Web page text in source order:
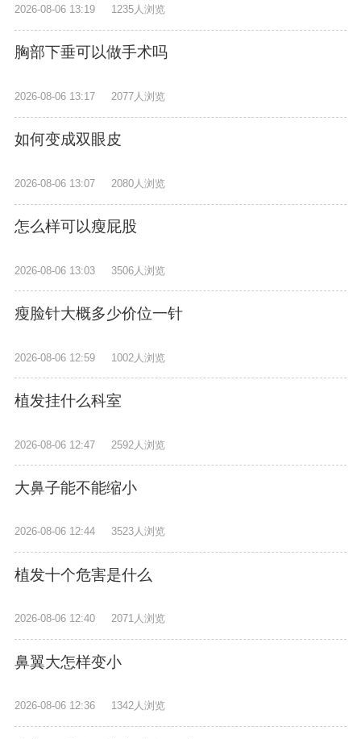
2026-08-06 13:19 1235人浏览
胸部下垂可以做手术吗
2026-08-06 13:17 2077人浏览
如何变成双眼皮
2026-08-06 13:07 2080人浏览
怎么样可以瘦屁股
2026-08-06 13:03 3506人浏览
瘦脸针大概多少价位一针
2026-08-06 12:59 1002人浏览
植发挂什么科室
2026-08-06 12:47 2592人浏览
大鼻子能不能缩小
2026-08-06 12:44 3523人浏览
植发十个危害是什么
2026-08-06 12:40 2071人浏览
鼻翼大怎样变小
2026-08-06 12:36 1342人浏览